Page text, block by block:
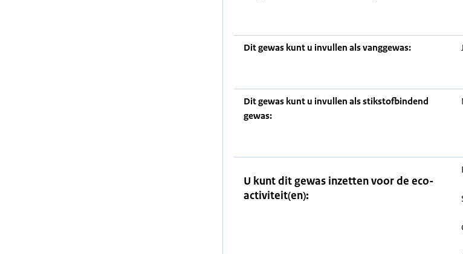
Dit gewas kunt u invullen als vanggewas:
Dit gewas kunt u invullen als stikstofbindend
gewas:
U kunt dit gewas inzetten voor de eco-
activiteit(en):